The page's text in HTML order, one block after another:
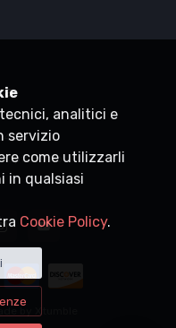
by
analitici e
servizio
come utilizzarli
in qualsiasi
Cookie Policy.